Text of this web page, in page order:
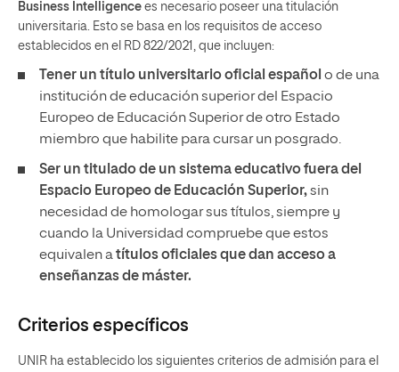
Business Intelligence es necesario poseer una titulación
universitaria. Esto se basa en los requisitos de acceso
establecidos en el RD 822/2021, que incluyen:
Tener un título universitario oficial español o de una
institución de educación superior del Espacio
Europeo de Educación Superior de otro Estado
miembro que habilite para cursar un posgrado.
Ser un titulado de un sistema educativo fuera del
Espacio Europeo de Educación Superior,sin
necesidad de homologar sus títulos, siempre y
cuando la Universidad compruebe que estos
equivalen atítulos oficiales que dan acceso a
enseñanzas de máster.
Criterios específicos
UNIR ha establecido los siguientes criterios de admisión para el